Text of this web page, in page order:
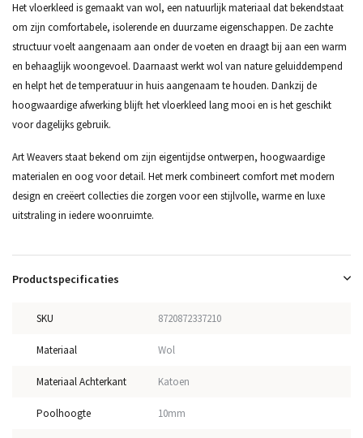
Het vloerkleed is gemaakt van wol, een natuurlijk materiaal dat bekendstaat
om zijn comfortabele, isolerende en duurzame eigenschappen. De zachte
structuur voelt aangenaam aan onder de voeten en draagt bij aan een warm
en behaaglijk woongevoel. Daarnaast werkt wol van nature geluiddempend
en helpt het de temperatuur in huis aangenaam te houden. Dankzij de
hoogwaardige afwerking blijft het vloerkleed lang mooi en is het geschikt
voor dagelijks gebruik.
Art Weavers staat bekend om zijn eigentijdse ontwerpen, hoogwaardige
materialen en oog voor detail. Het merk combineert comfort met modern
design en creëert collecties die zorgen voor een stijlvolle, warme en luxe
uitstraling in iedere woonruimte.
Productspecificaties
SKU 8720872337210
Materiaal Wol
Materiaal Achterkant Katoen
Poolhoogte 10mm